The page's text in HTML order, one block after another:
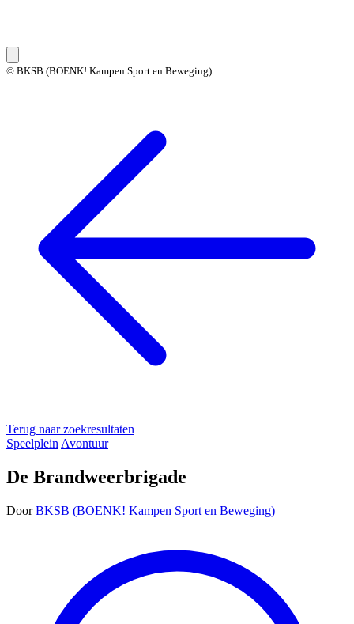
© BKSB (BOENK! Kampen Sport en Beweging)
Terug naar zoekresultaten
Speelplein Avontuur
De Brandweerbrigade
Door BKSB (BOENK! Kampen Sport en Beweging)